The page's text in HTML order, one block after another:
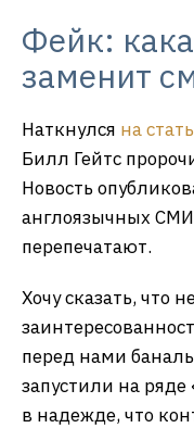
Фейк:
заменит
Наткнулся на
Билл Гейтс
Новость
англоязычных
перепечатают.
Хочу сказать, что
перед нами
запустили на
в надежде, что